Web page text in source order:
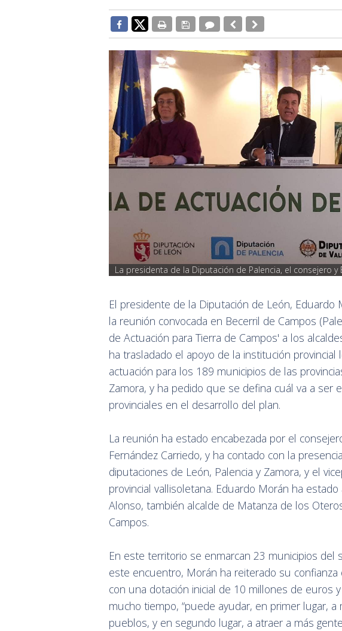
La presidenta de la Diputación de Palencia, el consejero y
El presidente de la Diputación de León,
la reunión convocada en Becerril de Campos
de Actuación para Tierra de Campos' a los
ha trasladado el apoyo de la institución
actuación para los 189 municipios de las
Zamora, y ha pedido que se defina cuál va a ser
provinciales en el desarrollo del plan.
La reunión ha estado encabezada por el
Fernández Carriedo, y ha contado con la
diputaciones de León, Palencia y Zamora, y el
provincial vallisoletana. Eduardo Morán ha
Alonso, también alcalde de Matanza de los
Campos.
En este territorio se enmarcan 23 municipios del
este encuentro, Morán ha reiterado su
con una dotación inicial de 10 millones de euros
mucho tiempo, “puede ayudar, en primer lugar,
pueblos, y en segundo lugar, a atraer a más